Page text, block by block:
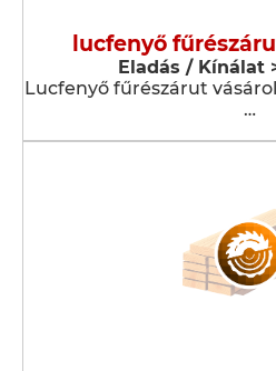
lucfenyő
Eladás / Kínálat
Lucfenyő fűrészárut
…